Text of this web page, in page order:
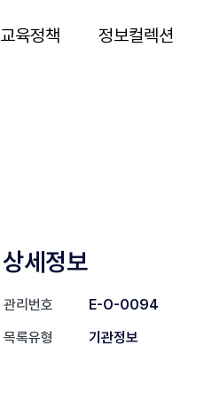
교육정책 정보컬렉션
상세정보
관리번호
E-O-0094
목록유형
기관정보